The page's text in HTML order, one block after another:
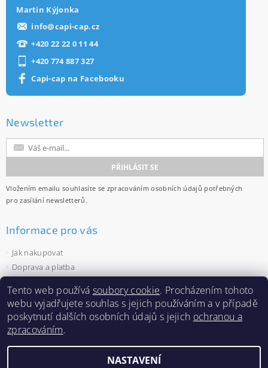
Martin Kýjonka
info@capi-cap.cz
+420 22 22 0 11 44
+420 774 887 327
Capi-cap na Facebooku
Newsletter
Vložením emailu souhlasíte se zpracováním osobních údajů potřebných
pro zasílání newsletterů.
Informace pro vás
Jak nakupovat
Doprava a platba
Ochrana osobních údajů
Velkoobchod
Zásady používání souborů cookies
Tento web používá soubory cookie. Procházením tohoto
webu vyjadřujete souhlas s jejich používáním a v případě
poskytnutí dalších osobních údajů s jejich ochranou a
zpracováním.
NASTAVENÍ